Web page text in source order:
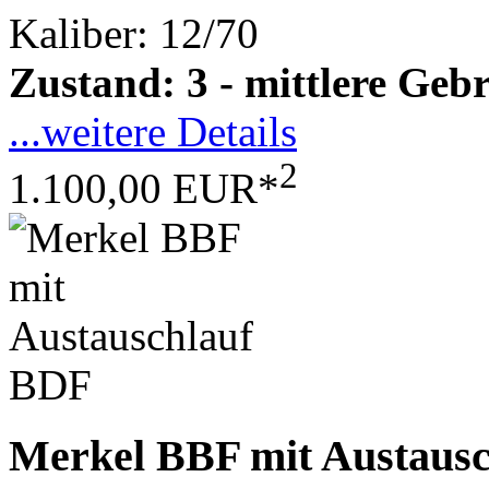
Kaliber: 12/70
Zustand: 3 - mittlere
...weitere Details
1.100,00 EUR*2
Merkel BBF mit